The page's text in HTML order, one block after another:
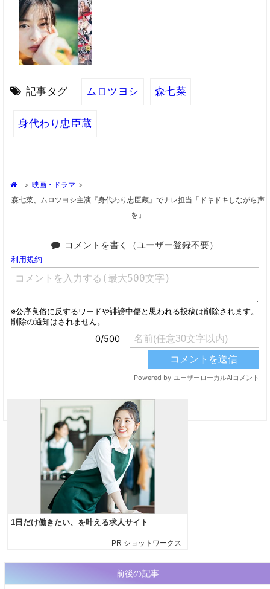
記事タグ ムロツヨシ 森七菜
身代わり忠臣蔵
> 映画・ドラマ >
森七菜、ムロツヨシ主演『身代わり忠臣蔵』でナレ担当「ドキドキしながら声
を」
コメントを書く（ユーザー登録不要）
前後の記事